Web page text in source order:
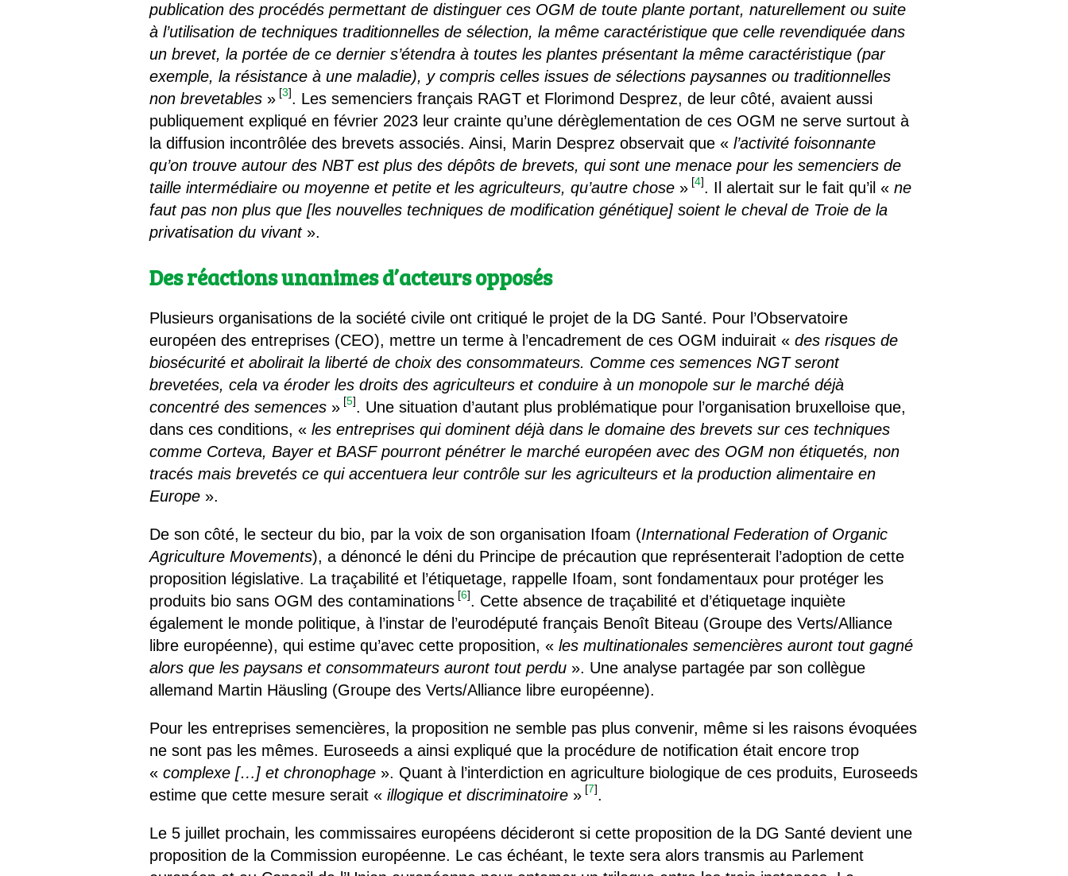
publication des procédés permettant de distinguer ces OGM de toute plante portant, naturellement ou suite
à l’utilisation de techniques traditionnelles de sélection, la même caractéristique que celle revendiquée dans
un brevet, la portée de ce dernier s’étendra à toutes les plantes présentant la même caractéristique (par
exemple, la résistance à une maladie), y compris celles issues de sélections paysannes ou traditionnelles
non brevetables » [3]. Les semenciers français RAGT et Florimond Desprez, de leur côté, avaient aussi
publiquement expliqué en février 2023 leur crainte qu’une dérèglementation de ces OGM ne serve surtout à
la diffusion incontrôlée des brevets associés. Ainsi, Marin Desprez observait que «l’activité foisonnante
qu’on trouve autour des NBT est plus des dépôts de brevets, qui sont une menace pour les semenciers de
taille intermédiaire ou moyenne et petite et les agriculteurs, qu’autre chose » [4]. Il alertait sur le fait qu’il «ne
faut pas non plus que [les nouvelles techniques de modification génétique] soient le cheval de Troie de la
privatisation du vivant».
Des réactions unanimes d’acteurs opposés
Plusieurs organisations de la société civile ont critiqué le projet de la DG Santé. Pour l’Observatoire
européen des entreprises (CEO), mettre un terme à l’encadrement de ces OGM induirait «des risques de
biosécurité et abolirait la liberté de choix des consommateurs. Comme ces semences NGT seront
brevetées, cela va éroder les droits des agriculteurs et conduire à un monopole sur le marché déjà
concentré des semences » [5]. Une situation d’autant plus problématique pour l’organisation bruxelloise que,
dans ces conditions, «les entreprises qui dominent déjà dans le domaine des brevets sur ces techniques
comme Corteva, Bayer et BASF pourront pénétrer le marché européen avec des OGM non étiquetés, non
tracés mais brevetés ce qui accentuera leur contrôle sur les agriculteurs et la production alimentaire en
Europe ».
De son côté, le secteur du bio, par la voix de son organisation Ifoam (International Federation of Organic
Agriculture Movements), a dénoncé le déni du Principe de précaution que représenterait l’adoption de cette
proposition législative. La traçabilité et l’étiquetage, rappelle Ifoam, sont fondamentaux pour protéger les
produits bio sans OGM des contaminations [6]. Cette absence de traçabilité et d’étiquetage inquiète
également le monde politique, à l’instar de l’eurodéputé français Benoît Biteau (Groupe des Verts/Alliance
libre européenne), qui estime qu’avec cette proposition, «les multinationales semencières auront tout gagné
alors que les paysans et consommateurs auront tout perdu ». Une analyse partagée par son collègue
allemand Martin Häusling (Groupe des Verts/Alliance libre européenne).
Pour les entreprises semencières, la proposition ne semble pas plus convenir, même si les raisons évoquées
ne sont pas les mêmes. Euroseeds a ainsi expliqué que la procédure de notification était encore trop
«complexe […] et chronophage ». Quant à l’interdiction en agriculture biologique de ces produits, Euroseeds
estime que cette mesure serait «illogique et discriminatoire » [7].
Le 5 juillet prochain, les commissaires européens décideront si cette proposition de la DG Santé devient une
proposition de la Commission européenne. Le cas échéant, le texte sera alors transmis au Parlement